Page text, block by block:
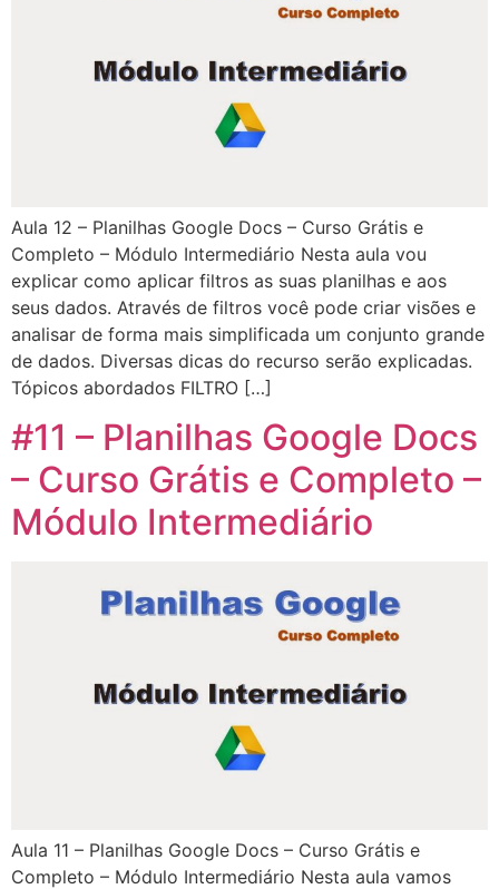
Aula 12 – Planilhas Google Docs – Curso Grátis e
Completo – Módulo Intermediário Nesta aula vou
explicar como aplicar filtros as suas planilhas e aos
seus dados. Através de filtros você pode criar visões e
analisar de forma mais simplificada um conjunto grande
de dados. Diversas dicas do recurso serão explicadas.
Tópicos abordados FILTRO […]
#11 – Planilhas Google Docs
– Curso Grátis e Completo –
Módulo Intermediário
Aula 11 – Planilhas Google Docs – Curso Grátis e
Completo – Módulo Intermediário Nesta aula vamos